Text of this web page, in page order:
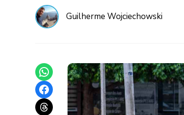
Guilherme Wojciechowski
Share on WhatsApp
Share on Facebook
Share on Threads